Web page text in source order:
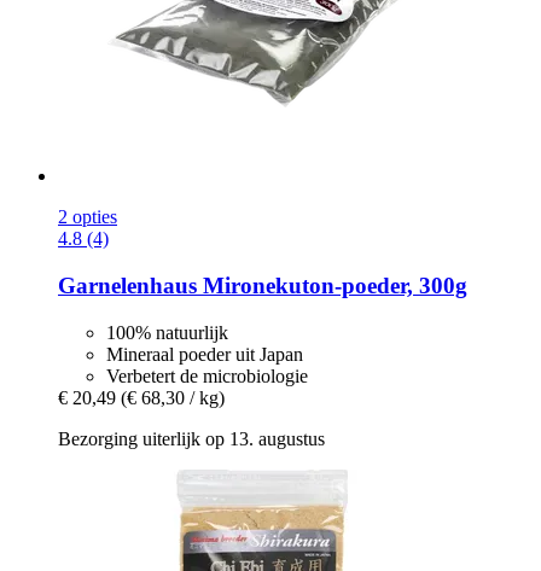
2 opties
4.8 (4)
Garnelenhaus Mironekuton-​poeder, 300g
100% natuurlijk
Mineraal poeder uit Japan
Verbetert de microbiologie
€ 20,49 (€ 68,30 / kg)
Bezorging uiterlijk op 13. augustus